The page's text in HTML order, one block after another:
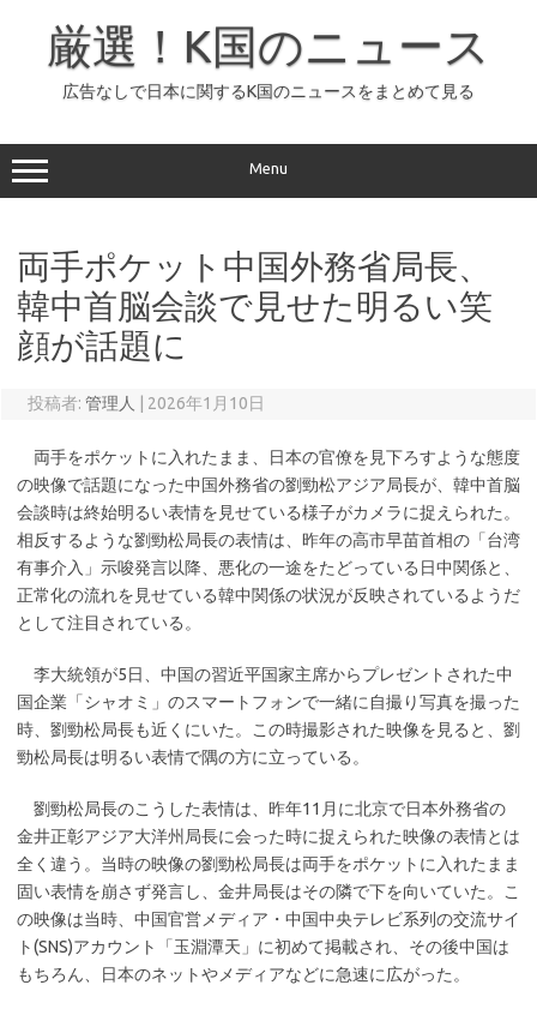
ッ
プ
厳選！K国のニュース
広告なしで日本に関するK国のニュースをまとめて見る
Menu
両手ポケット中国外務省局長、
韓中首脳会談で見せた明るい笑
顔が話題に
投稿者: 管理人 2026年1月10日
両手をポケットに入れたまま、日本の官僚を見下ろすような態度
の映像で話題になった中国外務省の劉勁松アジア局長が、韓中首脳
会談時は終始明るい表情を見せている様子がカメラに捉えられた。
相反するような劉勁松局長の表情は、昨年の高市早苗首相の「台湾
有事介入」示唆発言以降、悪化の一途をたどっている日中関係と、
正常化の流れを見せている韓中関係の状況が反映されているようだ
として注目されている。
李大統領が5日、中国の習近平国家主席からプレゼントされた中
国企業「シャオミ」のスマートフォンで一緒に自撮り写真を撮った
時、劉勁松局長も近くにいた。この時撮影された映像を見ると、劉
勁松局長は明るい表情で隅の方に立っている。
劉勁松局長のこうした表情は、昨年11月に北京で日本外務省の
金井正彰アジア大洋州局長に会った時に捉えられた映像の表情とは
全く違う。当時の映像の劉勁松局長は両手をポケットに入れたまま
固い表情を崩さず発言し、金井局長はその隣で下を向いていた。こ
の映像は当時、中国官営メディア・中国中央テレビ系列の交流サイ
ト(SNS)アカウント「玉淵潭天」に初めて掲載され、その後中国は
もちろん、日本のネットやメディアなどに急速に広がった。